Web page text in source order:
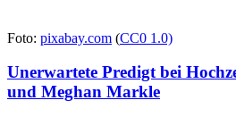
Foto: pixabay.com (CC0 1.0)
Unerwartete Predigt bei
und Meghan Markle